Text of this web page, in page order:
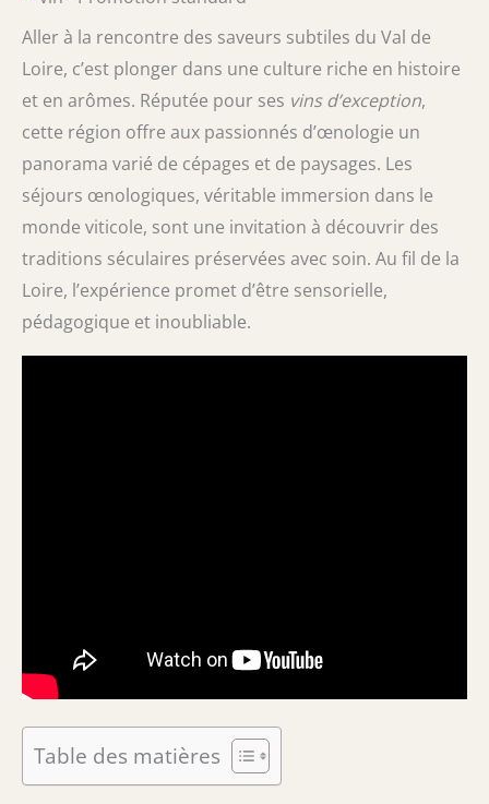
Aller à la rencontre des saveurs subtiles du Val de
Loire, c’est plonger dans une culture riche en histoire
et en arômes. Réputée pour ses vins d’exception,
cette région offre aux passionnés d’œnologie un
panorama varié de cépages et de paysages. Les
séjours œnologiques, véritable immersion dans le
monde viticole, sont une invitation à découvrir des
traditions séculaires préservées avec soin. Au fil de la
Loire, l’expérience promet d’être sensorielle,
pédagogique et inoubliable.
Table des matières